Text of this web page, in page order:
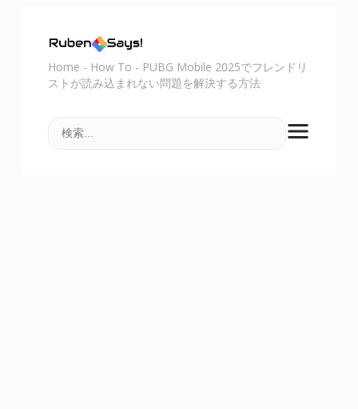
Home - How To - PUBG Mobile 2025でフレンドリ
ストが読み込まれない問題を解決する方法